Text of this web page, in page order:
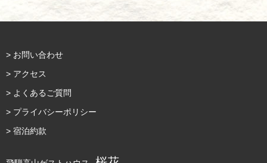
> お問い合わせ
> アクセス
> よくあるご質問
> プライバシーポリシー
> 宿泊約款